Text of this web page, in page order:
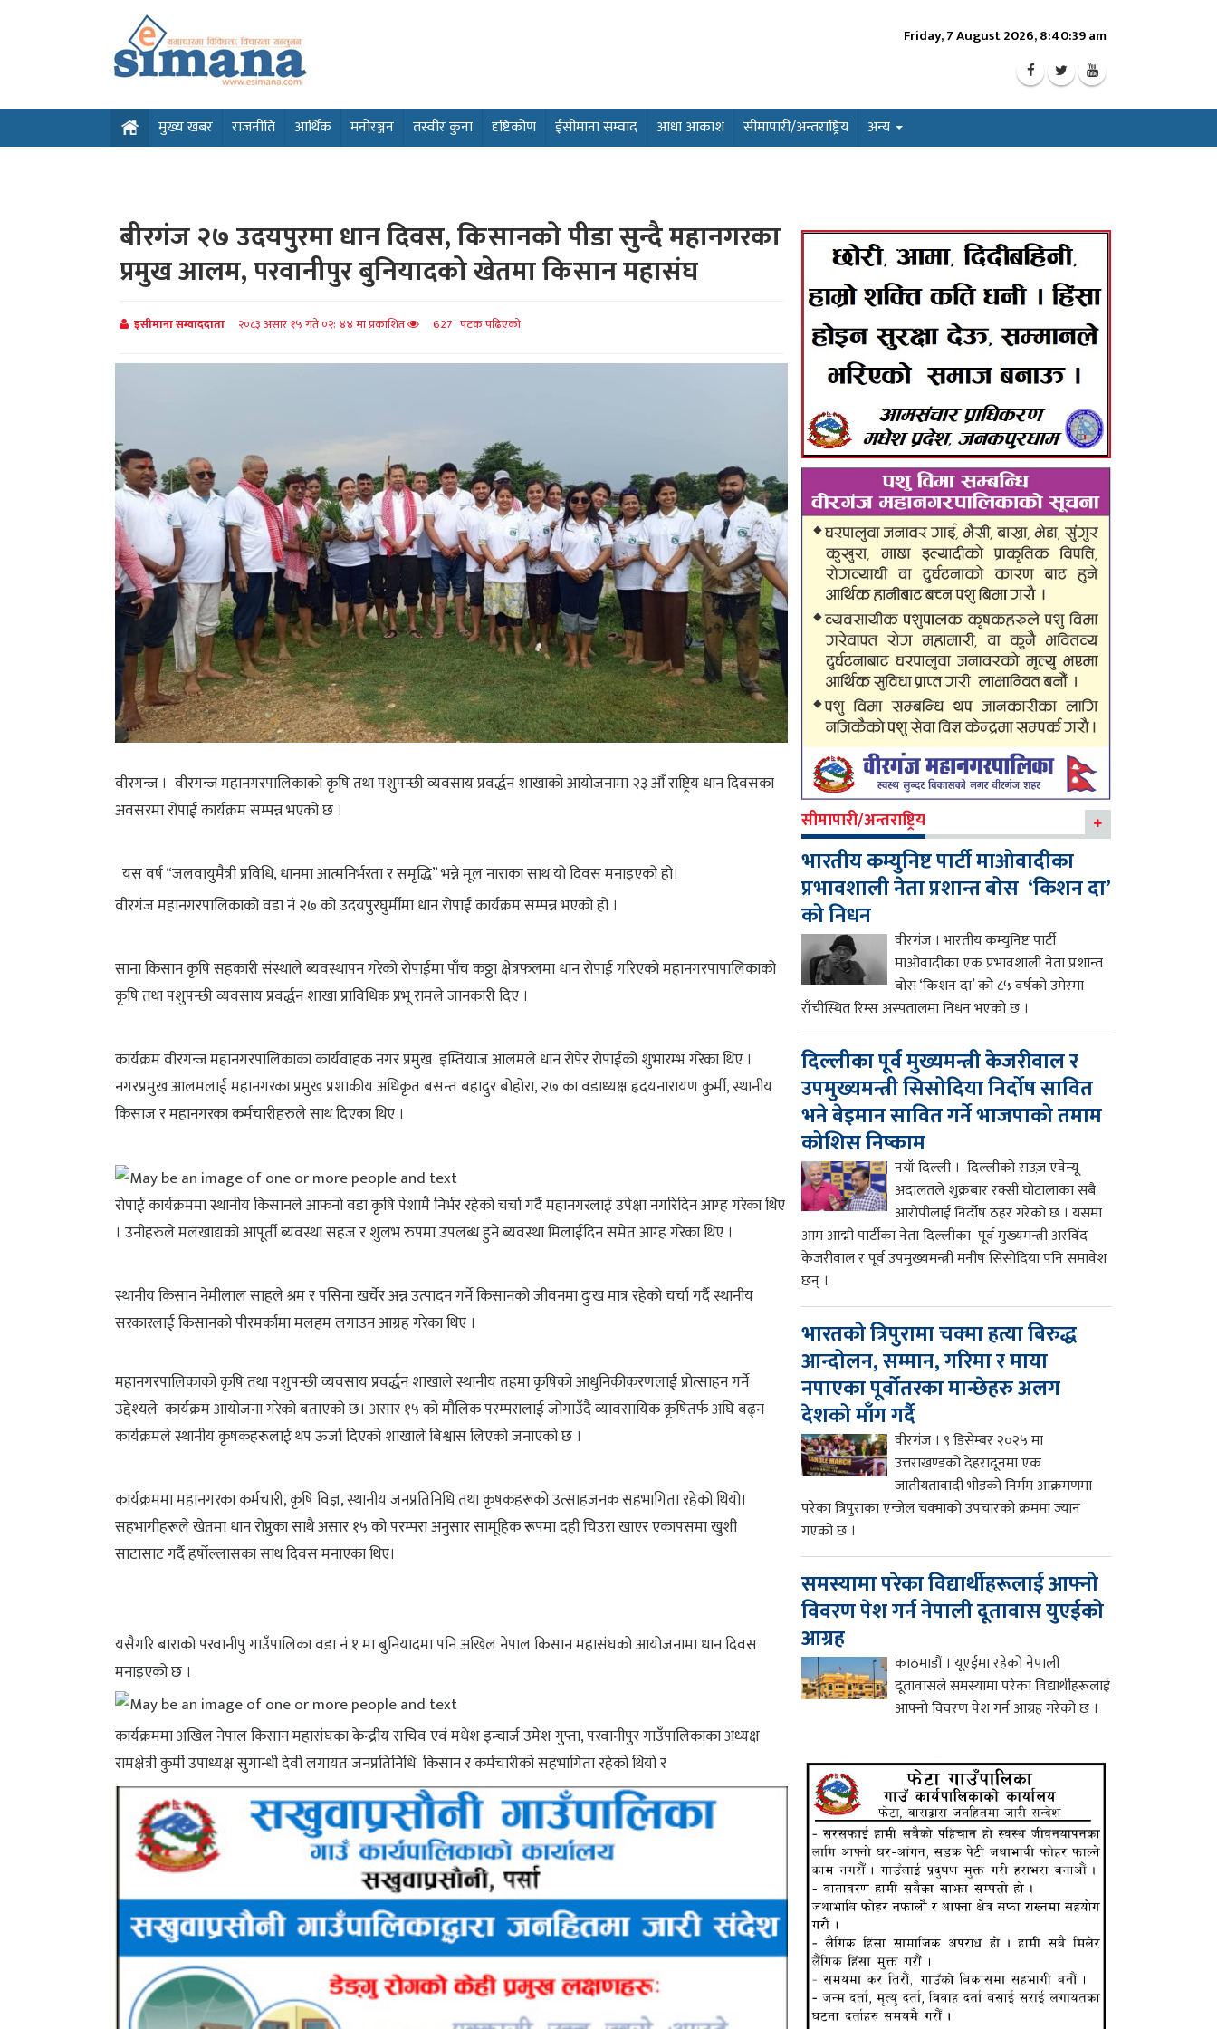
Friday, 7 August 2026, 8:40:40 am
मुख्य खबर राजनीति आर्थिक मनोरञ्जन तस्वीर कुना दृष्टिकोण ईसीमाना सम्वाद आधा आकाश सीमापारी/अन्तराष्ट्रिय अन्य
बीरगंज २७ उदयपुरमा धान दिवस, किसानको पीडा सुन्दै महानगरका
प्रमुख आलम, परवानीपुर बुनियादको खेतमा किसान महासंघ
इसीमाना सम्वाददाता २०८३ असार १५ गते ०२: ४४ मा प्रकाशित 627 पटक पढिएको
​वीरगन्ज । वीरगन्ज महानगरपालिकाको कृषि तथा पशुपन्छी व्यवसाय प्रवर्द्धन शाखाको आयोजनामा २३ औँ राष्ट्रिय धान दिवसका
अवसरमा रोपाई कार्यक्रम सम्पन्न भएको छ ।
यस वर्ष “जलवायुमैत्री प्रविधि, धानमा आत्मनिर्भरता र समृद्धि” भन्ने मूल नाराका साथ यो दिवस मनाइएको हो।
वीरगंज महानगरपालिकाको वडा नं २७ को उदयपुरघुर्मीमा धान रोपाई कार्यक्रम सम्पन्न भएको हो ।
साना किसान कृषि सहकारी संस्थाले ब्यवस्थापन गरेको रोपाईमा पाँच कठ्ठा क्षेत्रफलमा धान रोपाई गरिएको महानगरपापालिकाको
कृषि तथा पशुपन्छी व्यवसाय प्रवर्द्धन शाखा प्राविधिक प्रभू रामले जानकारी दिए । ​
कार्यक्रम वीरगन्ज महानगरपालिकाका कार्यवाहक नगर प्रमुख इम्तियाज आलमले धान रोपेर रोपाईको शुभारम्भ गरेका थिए ।
नगरप्रमुख आलमलाई महानगरका प्रमुख प्रशाकीय अधिकृत बसन्त बहादुर बोहोरा, २७ का वडाध्यक्ष ह्रदयनारायण कुर्मी, स्थानीय
किसाज र महानगरका कर्मचारीहरुले साथ दिएका थिए ।
रोपाई कार्यक्रममा स्थानीय किसानले आफनो वडा कृषि पेशामै निर्भर रहेको चर्चा गर्दै महानगरलाई उपेक्षा नगरिदिन आग्ह गरेका थिए
। उनीहरुले मलखाद्यको आपूर्ती ब्यवस्था सहज र शुलभ रुपमा उपलब्ध हुने ब्यवस्था मिलाईदिन समेत आग्ह गरेका थिए ।
स्थानीय किसान नेमीलाल साहले श्रम र पसिना खर्चेर अन्न उत्पादन गर्ने किसानको जीवनमा दुःख मात्र रहेको चर्चा गर्दै स्थानीय
सरकारलाई किसानको पीरमर्कामा मलहम लगाउन आग्रह गरेका थिए ।
​महानगरपालिकाको कृषि तथा पशुपन्छी व्यवसाय प्रवर्द्धन शाखाले स्थानीय तहमा कृषिको आधुनिकीकरणलाई प्रोत्साहन गर्ने
उद्देश्यले कार्यक्रम आयोजना गरेको बताएको छ। असार १५ को मौलिक परम्परालाई जोगाउँदै व्यावसायिक कृषितर्फ अघि बढ्न
कार्यक्रमले स्थानीय कृषकहरूलाई थप ऊर्जा दिएको शाखाले बिश्वास लिएको जनाएको छ ।
​कार्यक्रममा महानगरका कर्मचारी, कृषि विज्ञ, स्थानीय जनप्रतिनिधि तथा कृषकहरूको उत्साहजनक सहभागिता रहेको थियो।
सहभागीहरूले खेतमा धान रोप्नुका साथै असार १५ को परम्परा अनुसार सामूहिक रूपमा दही चिउरा खाएर एकापसमा खुशी
साटासाट गर्दै हर्षोल्लासका साथ दिवस मनाएका थिए।
यसैगरि बाराको परवानीपु गाउँपालिका वडा नं १ मा बुनियादमा पनि अखिल नेपाल किसान महासंघको आयोजनामा धान दिवस
मनाइएको छ ।
कार्यक्रममा अखिल नेपाल किसान महासंघका केन्द्रीय सचिव एवं मधेश इन्चार्ज उमेश गुप्ता, परवानीपुर गाउँपालिकाका अध्यक्ष
रामक्षेत्री कुर्मी उपाध्यक्ष सुगान्धी देवी लगायत जनप्रतिनिधि किसान र कर्मचारीको सहभागिता रहेको थियो र
सीमापारी/अन्तराष्ट्रिय
भारतीय कम्युनिष्ट पार्टी माओवादीका
प्रभावशाली नेता प्रशान्त बोस ‘किशन दा’
को निधन
वीरगंज । भारतीय कम्युनिष्ट पार्टी
माओवादीका एक प्रभावशाली नेता प्रशान्त
बोस ‘किशन दा’ को ८५ वर्षको उमेरमा
राँचीस्थित रिम्स अस्पतालमा निधन भएको छ ।
दिल्लीका पूर्व मुख्यमन्त्री केजरीवाल र
उपमुख्यमन्त्री सिसोदिया निर्दोष सावित
भने बेइमान सावित गर्ने भाजपाको तमाम
कोशिस निष्काम
नयाँ दिल्ली । दिल्लीको राउज़ एवेन्यू
अदालतले शुक्रबार रक्सी घोटालाका सबै
आरोपीलाई निर्दोष ठहर गरेको छ । यसमा
आम आद्मी पार्टीका नेता दिल्लीका पूर्व मुख्यमन्त्री अरविंद
केजरीवाल र पूर्व उपमुख्यमन्त्री मनीष सिसोदिया पनि समावेश
छन् ।
भारतको त्रिपुरामा चक्मा हत्या बिरुद्ध
आन्दोलन, सम्मान, गरिमा र माया
नपाएका पूर्वोतरका मान्छेहरु अलग
देशको माँग गर्दै
वीरगंज । ९ डिसेम्बर २०२५ मा
उत्तराखण्डको देहरादूनमा एक
जातीयतावादी भीडको निर्मम आक्रमणमा
परेका त्रिपुराका एन्जेल चक्माको उपचारको क्रममा ज्यान
गएको छ ।
समस्यामा परेका विद्यार्थीहरूलाई आफ्नो
विवरण पेश गर्न नेपाली दूतावास युएईको
आग्रह
काठमाडौं । यूएईमा रहेको नेपाली
दूतावासले समस्यामा परेका विद्यार्थीहरूलाई
आफ्नो विवरण पेश गर्न आग्रह गरेको छ ।